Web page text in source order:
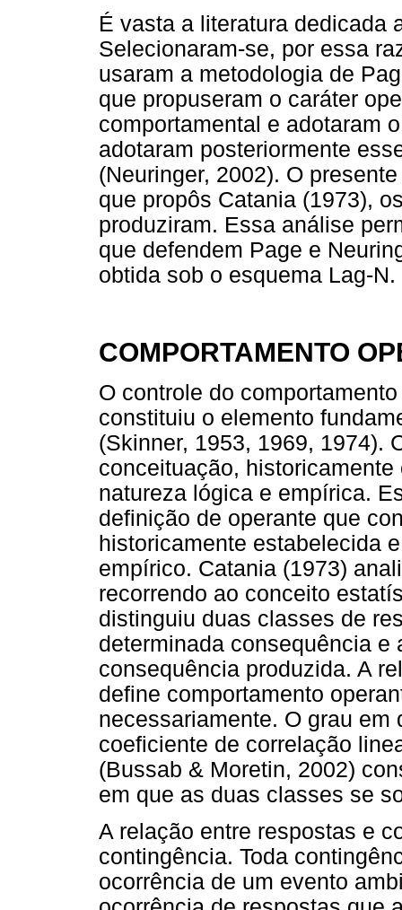
É vasta a literatura dedicada
Selecionaram-se, por essa
usaram a metodologia de
que propuseram o caráter
comportamental e adotaram
adotaram posteriormente
(Neuringer, 2002). O
que propôs Catania (1973),
produziram. Essa análise
que defendem Page e
obtida sob o esquema Lag-N.
COMPORTAMENTO
O controle do
constituiu o elemento
(Skinner, 1953, 1969, 1974).
conceituação,
natureza lógica e empírica.
definição de operante que
historicamente estabelecida
empírico. Catania (1973)
recorrendo ao conceito
distinguiu duas classes de
determinada consequência
consequência produzida. A
define comportamento
necessariamente. O grau em
coeficiente de correlação
(Bussab & Moretin, 2002)
em que as duas classes se
A relação entre respostas e
contingência. Toda
ocorrência de um evento